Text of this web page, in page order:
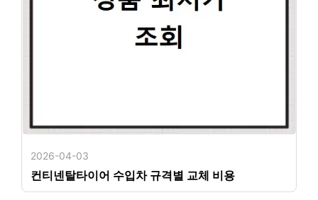
2026-04-03
컨티넨탈타이어 수입차 규격별 교체 비용